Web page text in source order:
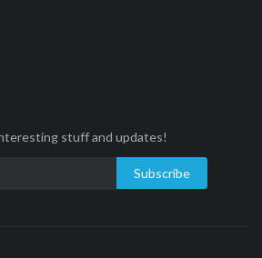
stuff and updates!
Subscribe